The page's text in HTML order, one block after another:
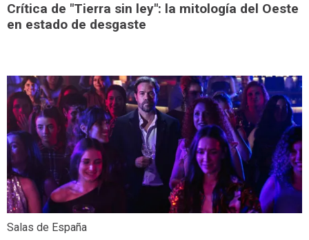
Crítica de "Tierra sin ley": la mitología del Oeste
en estado de desgaste
Salas de España